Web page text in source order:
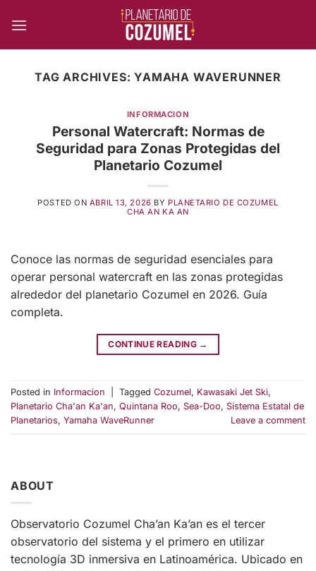
TAG ARCHIVES:YAMAHA WAVERUNNER
INFORMACION
Personal Watercraft: Normas de
Seguridad para Zonas Protegidas del
Planetario Cozumel
POSTED ON ABRIL 13, 2026 BY PLANETARIO DE COZUMEL
CHA AN KA AN
Conoce las normas de seguridad esenciales para
operar personal watercraft en las zonas protegidas
alrededor del planetario Cozumel en 2026. Guía
completa.
CONTINUE READING →
Posted in Informacion Tagged Cozumel, Kawasaki Jet Ski,
Planetario Cha'an Ka'an, Quintana Roo, Sea-Doo, Sistema Estatal de
Planetarios, Yamaha WaveRunner Leave a comment
ABOUT
Observatorio Cozumel Cha’an Ka’an es el tercer
observatorio del sistema y el primero en utilizar
tecnología 3D inmersiva en Latinoamérica. Ubicado en